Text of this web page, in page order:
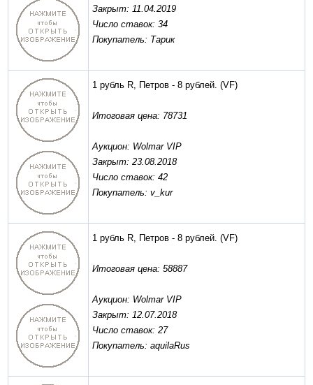
Закрыт: 11.04.2019
Число ставок: 34
Покупатель: Тарик
1 рубль R, Петров - 8 рублей. (VF)
Итоговая цена: 78731
Аукцион: Wolmar VIP
Закрыт: 23.08.2018
Число ставок: 42
Покупатель: v_kur
1 рубль R, Петров - 8 рублей. (VF)
Итоговая цена: 58887
Аукцион: Wolmar VIP
Закрыт: 12.07.2018
Число ставок: 27
Покупатель: aquilaRus